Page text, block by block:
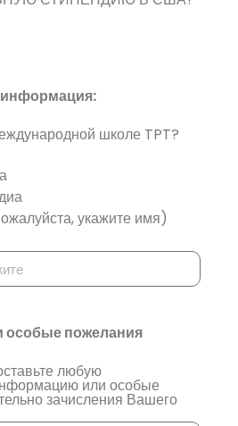
школе TPT?
укажите имя)
особые пожелания
любую
или особые
зачисления Вашего